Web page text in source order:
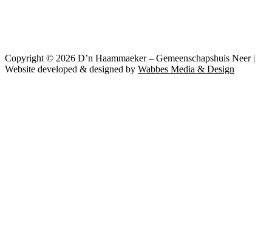
Copyright © 2026 D’n Haammaeker – Gemeenschapshuis Neer |
Website developed & designed by Wabbes Media & Design